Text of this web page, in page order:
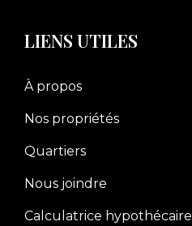
LIENS UTILES
À propos
Nos propriétés
Quartiers
Nous joindre
Calculatrice hypothécaire